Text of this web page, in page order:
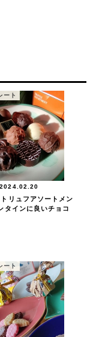
ート
2024.02.20
リュフアソートメン
タインに良いチョコ
ート